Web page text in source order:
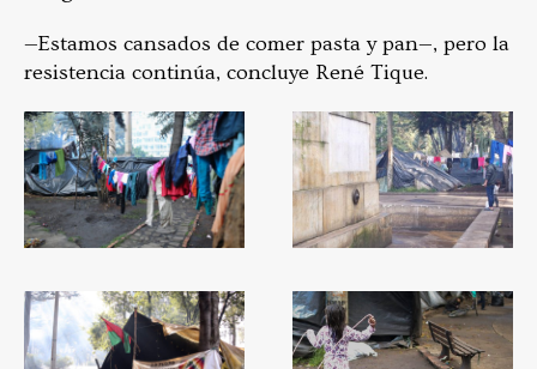
—Estamos cansados de comer pasta y pan—, pero la
resistencia continúa, concluye René Tique.